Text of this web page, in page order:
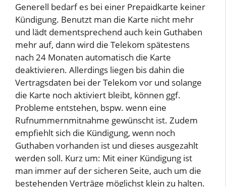
Generell bedarf es bei einer Prepaidkarte keiner
Kündigung. Benutzt man die Karte nicht mehr
und lädt dementsprechend auch kein Guthaben
mehr auf, dann wird die Telekom spätestens
nach 24 Monaten automatisch die Karte
deaktivieren. Allerdings liegen bis dahin die
Vertragsdaten bei der Telekom vor und solange
die Karte noch aktiviert bleibt, können ggf.
Probleme entstehen, bspw. wenn eine
Rufnummernmitnahme gewünscht ist. Zudem
empfiehlt sich die Kündigung, wenn noch
Guthaben vorhanden ist und dieses ausgezahlt
werden soll. Kurz um: Mit einer Kündigung ist
man immer auf der sicheren Seite, auch um die
bestehenden Verträge möglichst klein zu halten.